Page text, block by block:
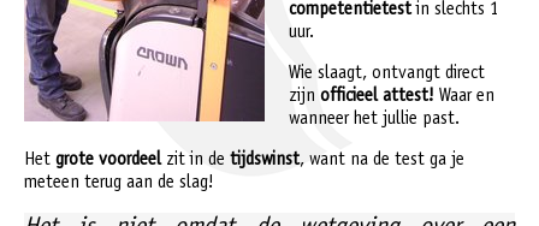
competentietestin slechts 1
uur.
Wie slaagt, ontvangt direct
zijn officieel attest! Waar en
wanneer het jullie past.
Het grote voordeelzit in de tijdswinst, want na de test ga je
meteen terug aan de slag!